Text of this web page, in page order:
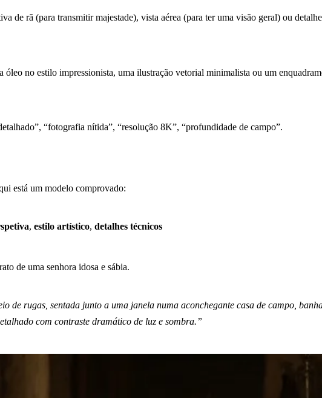
de rã (para transmitir majestade), vista aérea (para ter uma visão geral) ou
óleo no estilo impressionista, uma ilustração vetorial minimalista ou um
“fotografia nítida”, “resolução 8K”, “profundidade de campo”.
está um modelo comprovado:
, estilo artístico, detalhes técnicos
de uma senhora idosa e sábia.
de rugas, sentada junto a uma janela numa aconchegante casa de campo,
com contraste dramático de luz e sombra.”